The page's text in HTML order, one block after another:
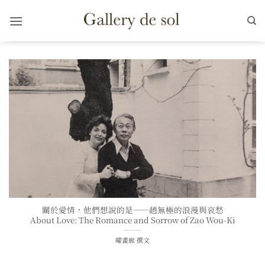
關於愛情，他們想說的是——趙無極的浪漫與哀愁
About Love: The Romance and Sorrow of Zao Wou-Ki
曜畫廊 撰文